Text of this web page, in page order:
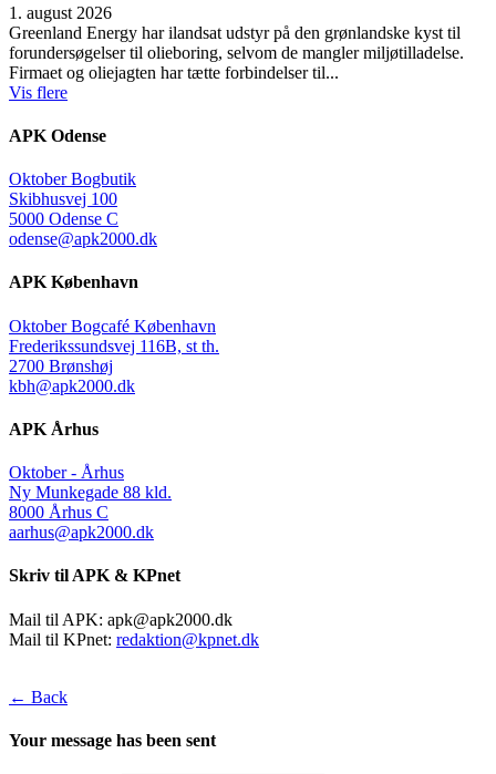
1. august 2026
Greenland Energy har ilandsat udstyr på den grønlandske kyst til
forundersøgelser til olieboring, selvom de mangler miljøtilladelse.
Firmaet og oliejagten har tætte forbindelser til...
Vis flere
APK Odense
Oktober Bogbutik
Skibhusvej 100
5000 Odense C
odense@apk2000.dk
APK København
Oktober Bogcafé København
Frederikssundsvej 116B, st th.
2700 Brønshøj
kbh@apk2000.dk
APK Århus
Oktober - Århus
Ny Munkegade 88 kld.
8000 Århus C
aarhus@apk2000.dk
Skriv til APK & KPnet
Mail til APK: apk@apk2000.dk
Mail til KPnet: redaktion@kpnet.dk
← Back
Your message has been sent